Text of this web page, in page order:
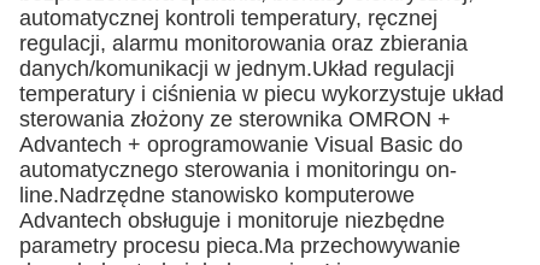
automatycznej kontroli temperatury, ręcznej
regulacji, alarmu monitorowania oraz zbierania
danych/komunikacji w jednym.Układ regulacji
temperatury i ciśnienia w piecu wykorzystuje układ
sterowania złożony ze sterownika OMRON +
Advantech + oprogramowanie Visual Basic do
automatycznego sterowania i monitoringu on-
line.Nadrzędne stanowisko komputerowe
Advantech obsługuje i monitoruje niezbędne
parametry procesu pieca.Ma przechowywanie